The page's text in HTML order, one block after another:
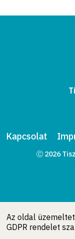
Az oldal
GDPR rendelet
Kapcsolat
Ⓒ 2026